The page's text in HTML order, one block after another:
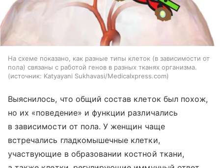
На схеме показано, как разные типы клеток (в зависимости от
пола) связаны с работой генов в разных тканях организма.
источник: Katyayani Sukhavasi/Medicalxpress.com
Выяснилось, что общий состав клеток был похож,
но их «поведение» и функции различались
в зависимости от пола. У женщин чаще
встречались гладкомышечные клетки,
участвующие в образовании костной ткани,